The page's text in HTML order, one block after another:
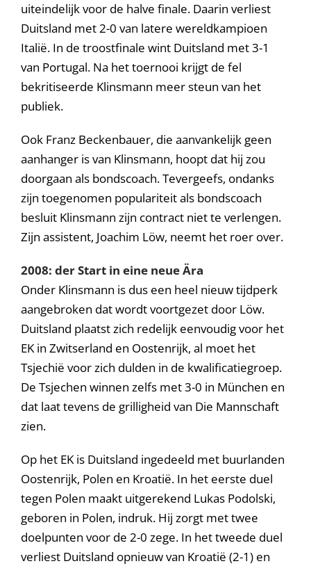
uiteindelijk voor de halve finale. Daarin verliest
Duitsland met 2-0 van latere wereldkampioen
Italië. In de troostfinale wint Duitsland met 3-1
van Portugal. Na het toernooi krijgt de fel
bekritiseerde Klinsmann meer steun van het
publiek.
Ook Franz Beckenbauer, die aanvankelijk geen
aanhanger is van Klinsmann, hoopt dat hij zou
doorgaan als bondscoach. Tevergeefs, ondanks
zijn toegenomen populariteit als bondscoach
besluit Klinsmann zijn contract niet te verlengen.
Zijn assistent, Joachim Löw, neemt het roer over.
2008: der Start in eine neue Ära
Onder Klinsmann is dus een heel nieuw tijdperk
aangebroken dat wordt voortgezet door Löw.
Duitsland plaatst zich redelijk eenvoudig voor het
EK in Zwitserland en Oostenrijk, al moet het
Tsjechië voor zich dulden in de kwalificatiegroep.
De Tsjechen winnen zelfs met 3-0 in München en
dat laat tevens de grilligheid van Die Mannschaft
zien.
Op het EK is Duitsland ingedeeld met buurlanden
Oostenrijk, Polen en Kroatië. In het eerste duel
tegen Polen maakt uitgerekend Lukas Podolski,
geboren in Polen, indruk. Hij zorgt met twee
doelpunten voor de 2-0 zege. In het tweede duel
verliest Duitsland opnieuw van Kroatië (2-1) en